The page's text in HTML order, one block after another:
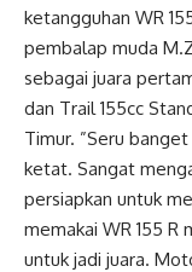
ketangguhan WR
pembalap muda
sebagai juara
dan Trail 155cc
Timur. ”Seru
ketat. Sangat
persiapkan untuk
memakai WR 155 R
untuk jadi juara.